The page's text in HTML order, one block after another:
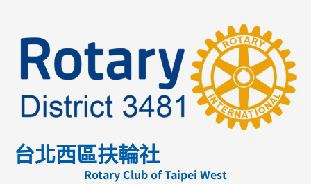
台北西區扶輪社
Rotary Club of Taipei West